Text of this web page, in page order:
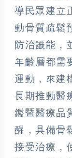
導民眾建立
動骨質疏鬆
防治識能，
年齡層都需
運動，來建
長期推動醫
鑑暨醫療品
醒，具備骨
接受治療，